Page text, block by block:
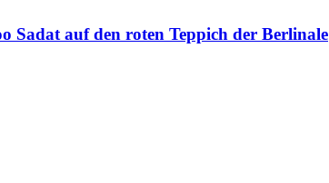
Sadat auf den roten Teppich der Berlinale